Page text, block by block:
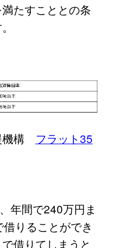
たすこととの条
機構 フラット35
年間で240万円ま
りることができ
借りてしまうと